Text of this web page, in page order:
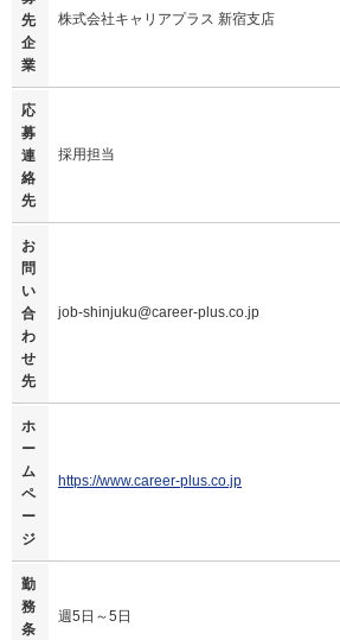
先
企
業
株式会社キャリアプラス 新宿支店
応
募
連
絡
先
採用担当
お
問
い
合
わ
せ
先
job-shinjuku@career-plus.co.jp
ホ
ー
ム
ペ
ー
ジ
https://www.career-plus.co.jp
勤
務
条
週5日～5日